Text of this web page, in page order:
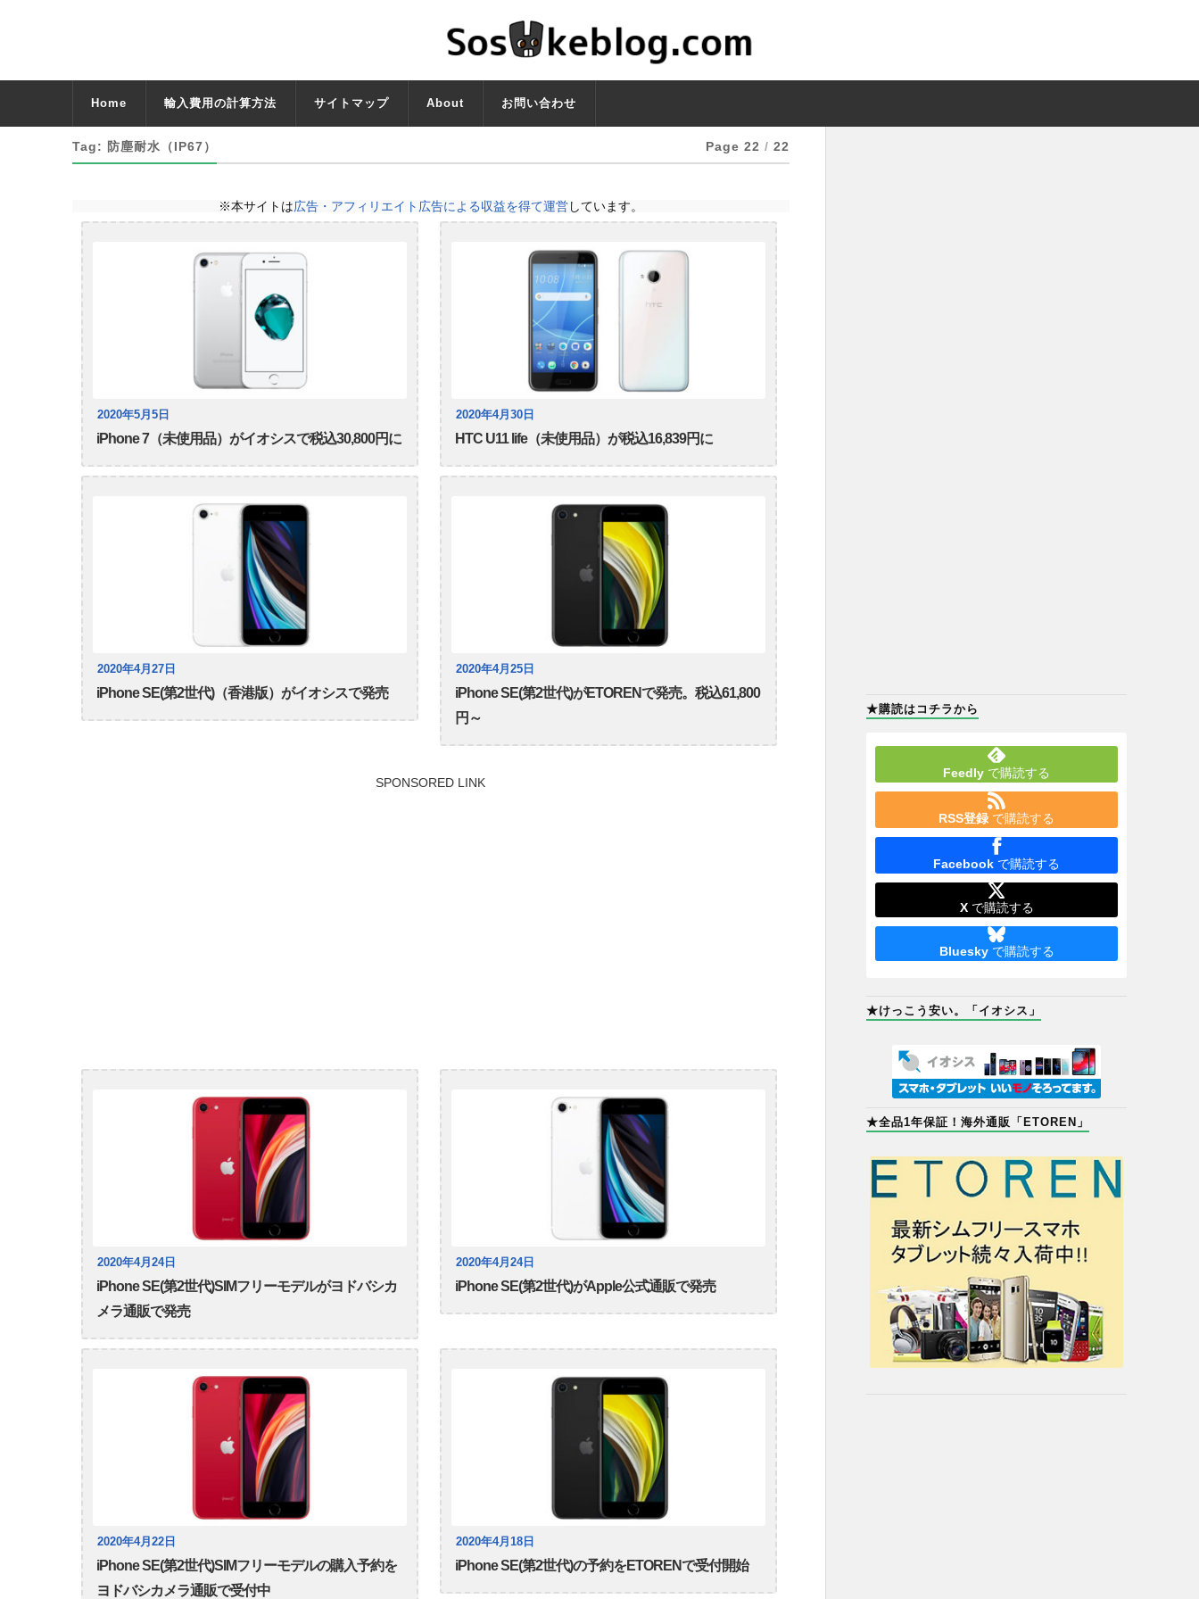
Home 輸入費用の計算方法 サイトマップ About お問い合わせ
Tag: 防塵耐水（IP67） Page 22 / 22
※本サイトは広告・アフィリエイト広告による収益を得て運営しています。
2020年5月5日
iPhone 7（未使用品）がイオシスで税込30,800円に
2020年4月30日
HTC U11 life（未使用品）が税込16,839円に
2020年4月27日
iPhone SE(第2世代)（香港版）がイオシスで発売
2020年4月25日
iPhone SE(第2世代)がETORENで発売。税込61,800
円～
SPONSORED LINK
2020年4月24日
iPhone SE(第2世代)SIMフリーモデルがヨドバシカ
メラ通販で発売
2020年4月24日
iPhone SE(第2世代)がApple公式通販で発売
2020年4月22日
iPhone SE(第2世代)SIMフリーモデルの購入予約を
ヨドバシカメラ通販で受付中
2020年4月18日
iPhone SE(第2世代)の予約をETORENで受付開始
★購読はコチラから
Feedly で購読する
RSS登録 で購読する
Facebook で購読する
Xで購読する
Blueskyで購読する
★けっこう安い。「イオシス」
★全品1年保証！海外通販「ETOREN」